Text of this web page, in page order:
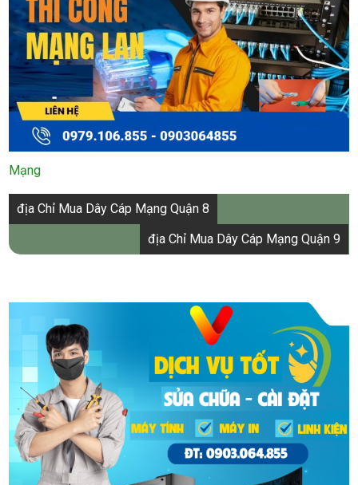
Mạng
Điều
hướng
bài
địa Chỉ Mua Dây Cáp Mạng Quận 8
địa Chỉ Mua Dây Cáp Mạng Quận 9